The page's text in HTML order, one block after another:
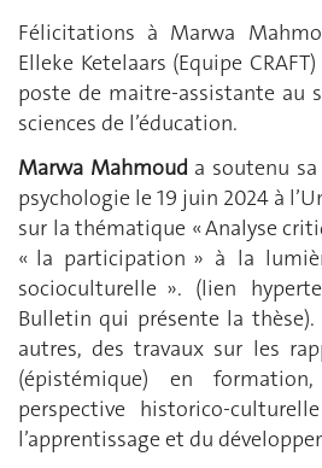
Félicitations à Marwa
Elleke Ketelaars (Equipe
poste de maitre-assistante au
sciences de l’éducation.
Marwa Mahmoud a soutenu
psychologie le 19 juin 2024 à
sur la thématique « Analyse
« la participation » à la
socioculturelle ». (lien
Bulletin qui présente la thèse).
autres, des travaux sur les
(épistémique) en
perspective historico-
l’apprentissage et du